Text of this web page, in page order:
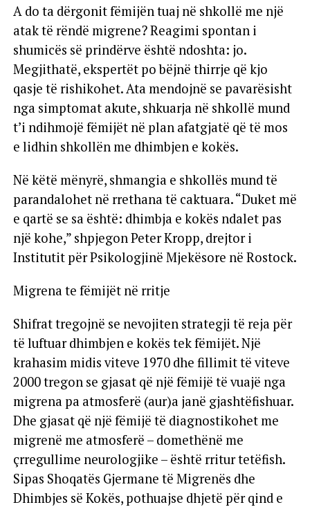
A do ta dërgonit fëmijën tuaj në shkollë me një
atak të rëndë migrene? Reagimi spontan i
shumicës së prindërve është ndoshta: jo.
Megjithatë, ekspertët po bëjnë thirrje që kjo
qasje të rishikohet. Ata mendojnë se pavarësisht
nga simptomat akute, shkuarja në shkollë mund
t’i ndihmojë fëmijët në plan afatgjatë që të mos
e lidhin shkollën me dhimbjen e kokës.
Në këtë mënyrë, shmangia e shkollës mund të
parandalohet në rrethana të caktuara. “Duket më
e qartë se sa është: dhimbja e kokës ndalet pas
një kohe,” shpjegon Peter Kropp, drejtor i
Institutit për Psikologjinë Mjekësore në Rostock.
Migrena te fëmijët në rritje
Shifrat tregojnë se nevojiten strategji të reja për
të luftuar dhimbjen e kokës tek fëmijët. Një
krahasim midis viteve 1970 dhe fillimit të viteve
2000 tregon se gjasat që një fëmijë të vuajë nga
migrena pa atmosferë (aur)a janë gjashtëfishuar.
Dhe gjasat që një fëmijë të diagnostikohet me
migrenë me atmosferë – domethënë me
çrregullime neurologjike – është rritur tetëfish.
Sipas Shoqatës Gjermane të Migrenës dhe
Dhimbjes së Kokës, pothuajse dhjetë për qind e